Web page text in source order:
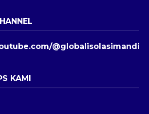
@globalisolasimandiri
KAMI